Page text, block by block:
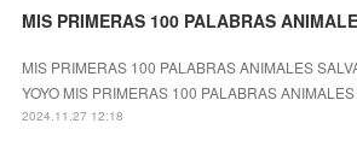
MIS PRIMERAS 100 PALABRAS ANIMALES
YOYO MIS PRIMERAS 100 PALABRAS
2024.11.27 12:18